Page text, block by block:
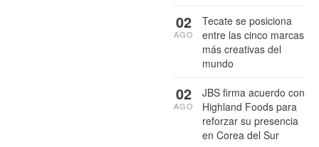
Tecate se posiciona
entre las cinco marcas
más creativas del
mundo
02
AGO
JBS firma acuerdo con
Highland Foods para
reforzar su presencia
en Corea del Sur
02
AGO